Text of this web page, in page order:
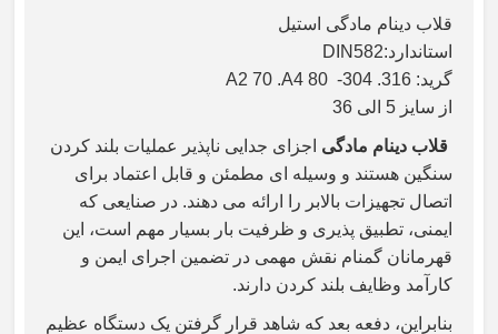
قلاب دینام مادگی استیل
استاندارد:DIN582
گرید: A2 70 .A4 80 -304 .316
از سایز 5 الی 36
قلاب دینام مادگی اجزای جدایی ناپذیر عملیات بلند کردن
سنگین هستند و وسیله ای مطمئن و قابل اعتماد برای
اتصال تجهیزات بالابر را ارائه می دهند. در صنایعی که
ایمنی، تطبیق پذیری و ظرفیت بار بسیار مهم است، این
قهرمانان گمنام نقش مهمی در تضمین اجرای ایمن و
کارآمد وظایف بلند کردن دارند.
بنابراین، دفعه بعد که شاهد قرار گرفتن یک دستگاه عظیم